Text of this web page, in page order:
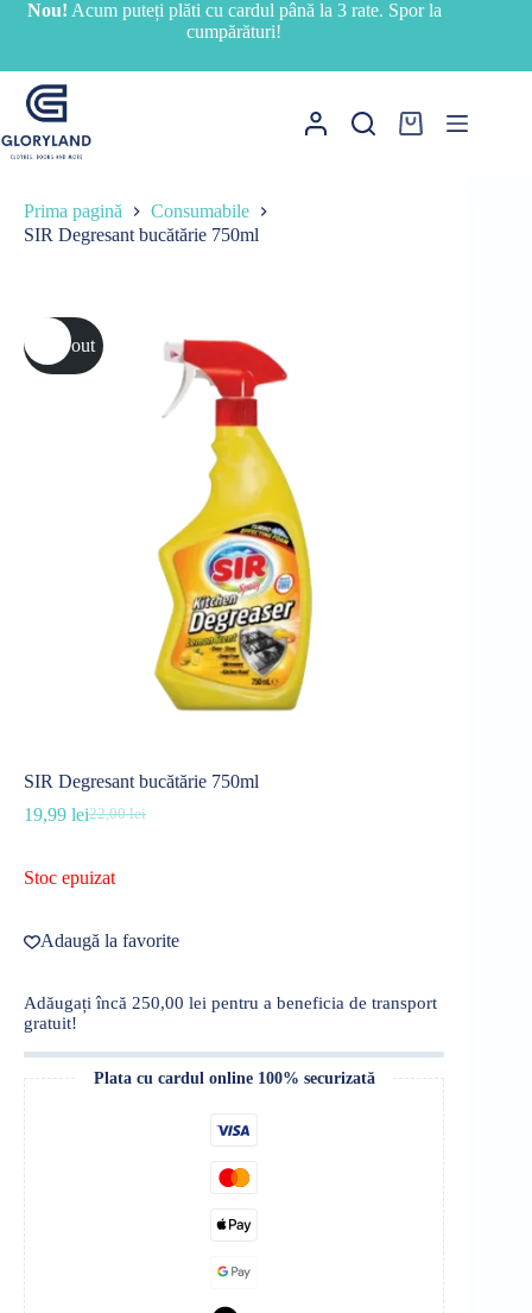
SariNou! Acum puteți plăti cu cardul până la 3 rate. Spor la
cumpărături!
Coș
Prima pagină
Consumabile
SIR Degresant bucătărie 750ml
Sold out
SIR Degresant bucătărie 750ml
22,00lei
Prețul
fost:
19,99 leiPrețul
19,99 lei.
Stoc epuizat
Adaugă la favorite
Adăugați încă 250,00 lei pentru a beneficia de transport
gratuit!
Plata cu cardul online 100% securizată